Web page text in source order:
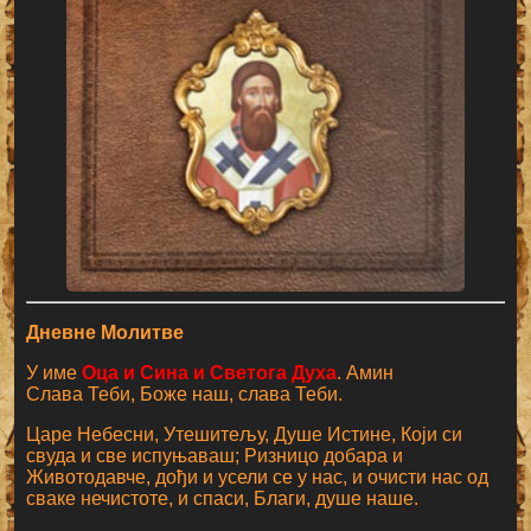
Дневне Молитве
У имеОца и Сина и Светога Духа. Амин
Слава Теби, Боже наш, слава Теби.
Царе Небесни, Утешитељу, Душе Истине, Који си
свуда и све испуњаваш; Ризницо добара и
Животодавче, дођи и усели се у нас, и очисти нас од
сваке нечистоте, и спаси, Благи, душе наше.